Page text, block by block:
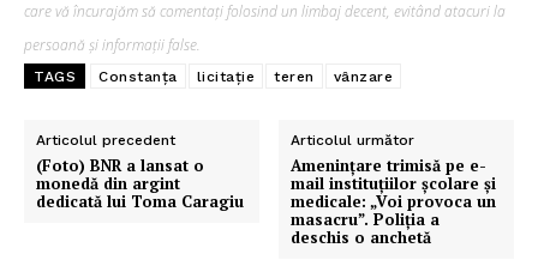
care vă încurajăm să comentați folosind un limbaj decent, evitând atacuri la
persoană și informații false.
TAGS Constanța licitație teren vânzare
Articolul precedent
(Foto) BNR a lansat o
monedă din argint
dedicată lui Toma Caragiu
Articolul următor
Amenințare trimisă pe e-
mail instituțiilor școlare și
medicale: „Voi provoca un
masacru”. Poliția a
deschis o anchetă